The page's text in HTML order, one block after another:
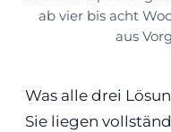
ab vier bis acht
aus
Was alle drei
Sie liegen